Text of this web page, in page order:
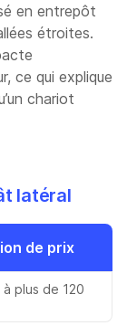
en entrepôt
étroites.
ce qui explique
chariot
latéral
de prix
plus de 120